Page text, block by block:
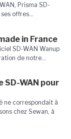
Prisma SD-
offres...
in France
SD-WAN Wanup
de notre...
SD-WAN pour
ne correspondait à
chez Sewan, à